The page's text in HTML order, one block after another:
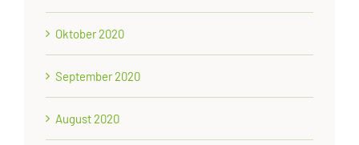
Oktober 2020
September 2020
August 2020